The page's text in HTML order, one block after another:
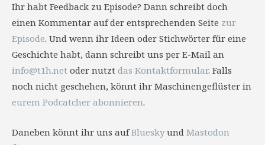
Ihr habt Feedback zu Episode? Dann schreibt doch
einen Kommentar auf der entsprechenden Seite zur
Episode. Und wenn ihr Ideen oder Stichwörter für eine
Geschichte habt, dann schreibt uns per E-Mail an
info@t1h.net oder nutzt das Kontaktformular. Falls
noch nicht geschehen, könnt ihr Maschinengeflüster in
eurem Podcatcher abonnieren.
Daneben könnt ihr uns aufBlueskyund Mastodon